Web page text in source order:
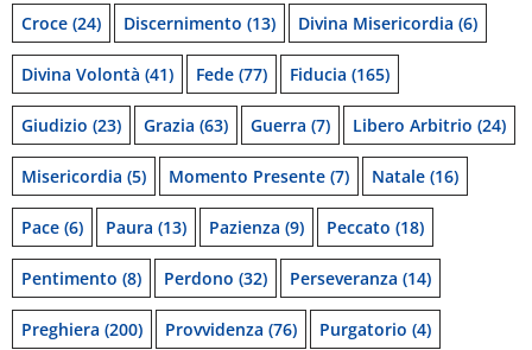
Croce (24) Discernimento (13) Divina Misericordia (6)
Divina Volontà (41) Fede (77) Fiducia (165)
Giudizio (23) Grazia (63) Guerra (7) Libero Arbitrio (24)
Misericordia (5) Momento Presente (7) Natale (16)
Pace (6) Paura (13) Pazienza (9) Peccato (18)
Pentimento (8) Perdono (32) Perseveranza (14)
Preghiera (200) Provvidenza (76) Purgatorio (4)